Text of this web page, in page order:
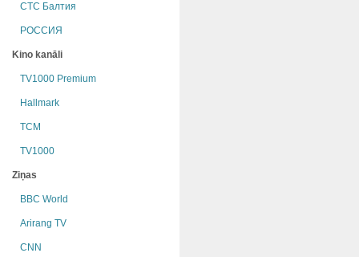
СТС Балтия
РОССИЯ
Kino kanāli
TV1000 Premium
Hallmark
TCM
TV1000
Ziņas
BBC World
Arirang TV
CNN